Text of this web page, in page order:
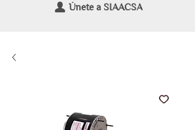
Únete a SIAACSA